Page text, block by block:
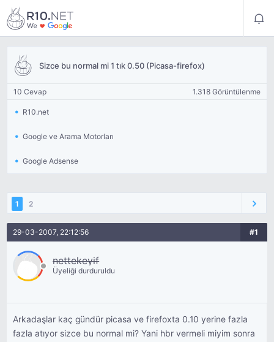
Sizce bu normal mi 1 tık 0.50 (Picasa-firefox)
10 Cevap 1.318 Görüntülenme
R10.net
Google ve Arama Motorları
Google Adsense
1 2
29-03-2007, 22:12:56 #1
nettekeyif
Üyeliği durduruldu
Arkadaşlar kaç gündür picasa ve firefoxta 0.10 yerine fazla
fazla atıyor sizce bu normal mi? Yani hbr vermeli miyim sonra